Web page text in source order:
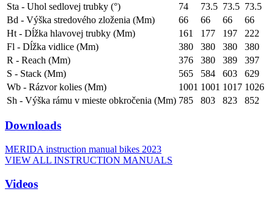
Sta - Uhol sedlovej trubky (°)
74 73.5 73.5 73.5
Bd - Výška stredového zloženia (Mm)
66 66 66
66
Ht - Dĺžka hlavovej trubky (Mm)
161 177 197
222
Fl - Dĺžka vidlice (Mm)
380 380 380
380
R - Reach (Mm)
376 380 389
397
S - Stack (Mm)
565 584 603
629
Wb - Rázvor kolies (Mm)
1001 1001 1017 1026
Sh - Výška rámu v mieste obkročenia (Mm) 785 803 823 852
Downloads
MERIDA instruction manual bikes 2023
VIEW ALL INSTRUCTION MANUALS
Videos